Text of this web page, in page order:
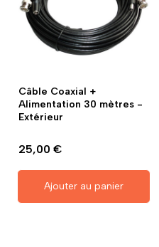
Câble Coaxial +
Alimentation 30 mètres -
Extérieur
25,00 €
Ajouter au panier